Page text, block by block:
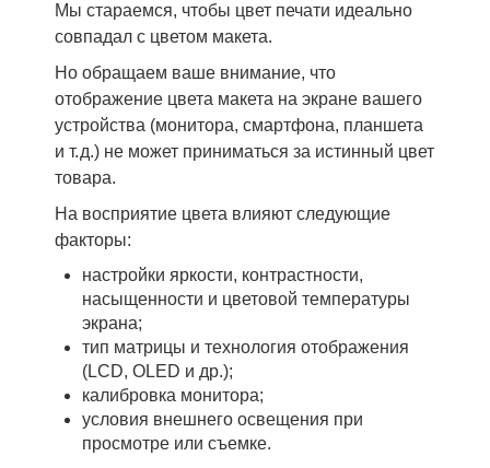
Мы стараемся, чтобы цвет печати идеально
совпадал с цветом макета.
Но обращаем ваше внимание, что
отображение цвета макета на экране вашего
устройства (монитора, смартфона, планшета
и т. д.) не может приниматься за истинный цвет
товара.
На восприятие цвета влияют следующие
факторы:
настройки яркости, контрастности,
насыщенности и цветовой температуры
экрана;
тип матрицы и технология отображения
(LCD, OLED и др.);
калибровка монитора;
условия внешнего освещения при
просмотре или съемке.